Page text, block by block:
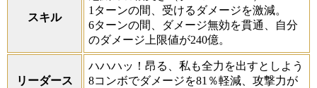
スキル
1ターンの間、受けるダメージを激減。
6ターンの間、ダメージ無効を貫通、自分
のダメージ上限値が240億。
リーダース
ハハハッ！昂る、私も全力を出すとしよう
8コンボでダメージを81％軽減、攻撃力が